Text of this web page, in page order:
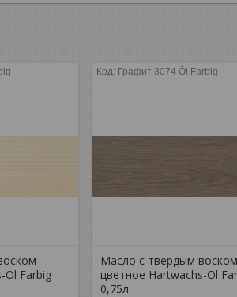
Öl Farbig
Графит 3074 Öl Farbig
Масло с твердым воском
цветное Hartwachs-Öl
0,75л